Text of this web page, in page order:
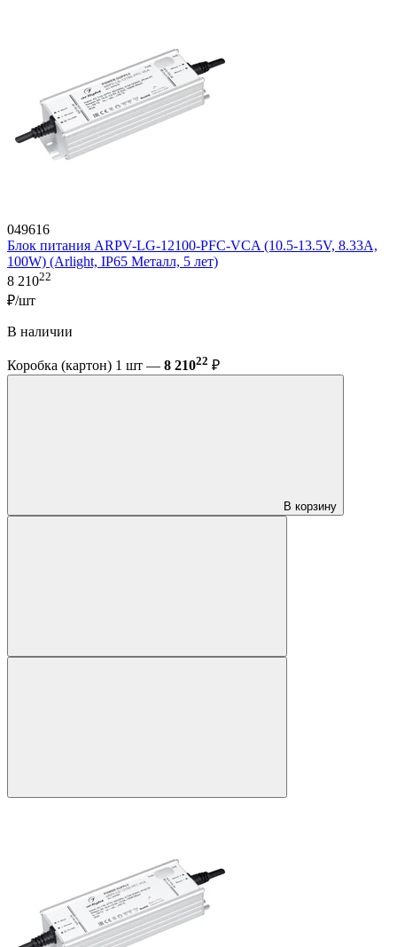
049616
Блок питания ARPV-LG-12100-PFC-VCA (10.5-13.5V, 8.33A,
100W) (Arlight, IP65 Металл, 5 лет)
8 21022
₽/шт
В наличии
Коробка (картон) 1 шт — 8 21022 ₽
В корзину